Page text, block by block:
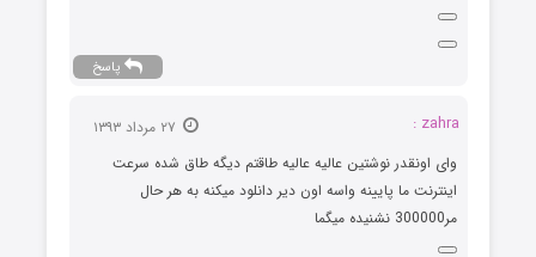
پاسخ
zahra :
وای اونقدر نوشتین عالیه عالیه طاقتم دیگه طاق شده سرعت
اینترنت ما پایینه واسه اون دیر دانلود میکنه به هر حال
مر300000 نشنیده میگما